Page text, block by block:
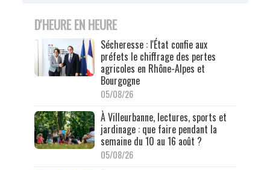
D'HEURE EN HEURE
Sécheresse : l'État confie aux
préfets le chiffrage des pertes
agricoles en Rhône-Alpes et
Bourgogne
05/08/26
À Villeurbanne, lectures, sports et
jardinage : que faire pendant la
semaine du 10 au 16 août ?
05/08/26